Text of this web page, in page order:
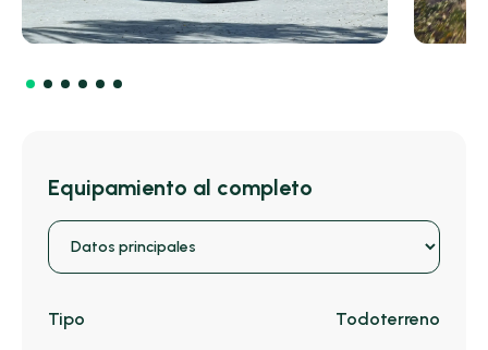
Equipamiento al completo
Tipo Todoterreno